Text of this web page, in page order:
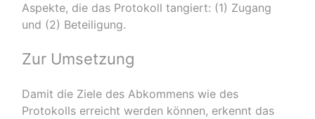
Aspekte, die das Protokoll tangiert: (1) Zugang
und (2) Beteiligung.
Zur Umsetzung
Damit die Ziele des Abkommens wie des
Protokolls erreicht werden können, erkennt das